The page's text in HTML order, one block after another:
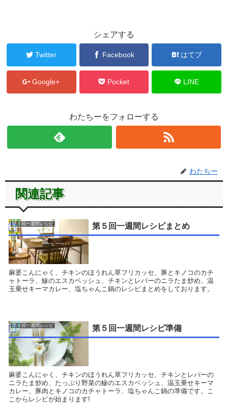
シェアする
Twitter Facebook はてブ
Google+ Pocket LINE
わたちーをフォローする
わたちー
関連記事
第５回一週間レシピ 第５回一週間レシピまとめ
麻婆こんにゃく、チキンのほうれん草フリカッセ、豚とキノコのカチ
ャトーラ、鰺のエスカベッシュ、チキンとレバーのニラたま炒め、温
玉乗せキーマカレー、塩ちゃんこ鍋のレシピまとめをしております。
第５回一週間レシピ 第５回一週間レシピ準備
麻婆こんにゃく、チキンのほうれん草フリカッセ、チキンとレバーの
ニラたま炒め、たっぷり野菜の鰺のエスカベッシュ、温玉乗せキーマ
カレー、豚肉とキノコのカチャトーラ、塩ちゃんこ鍋の準備です。こ
こからレシピが始まります!